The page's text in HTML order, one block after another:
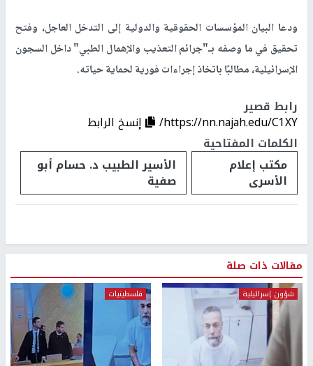
ودعا البيان المؤسسات الحقوقية والدولية إلى التدخل العاجل، وفتح
تحقيق في ما وصفه بـ"جرائم التعذيب والإهمال الطبي" داخل السجون
الإسرائيلية، مطالبًا باتخاذ إجراءات فورية لحماية حياته.
رابط قصير
https://nn.najah.edu/C1XY/
إنسخ الرابط
الكلمات المفتاحية
مكتب إعلام
الأسرى
الأسير الطبيب د. حسام أبو
صفية
مقالات ذات صلة
شؤون إسرائيلية فلسطينيات